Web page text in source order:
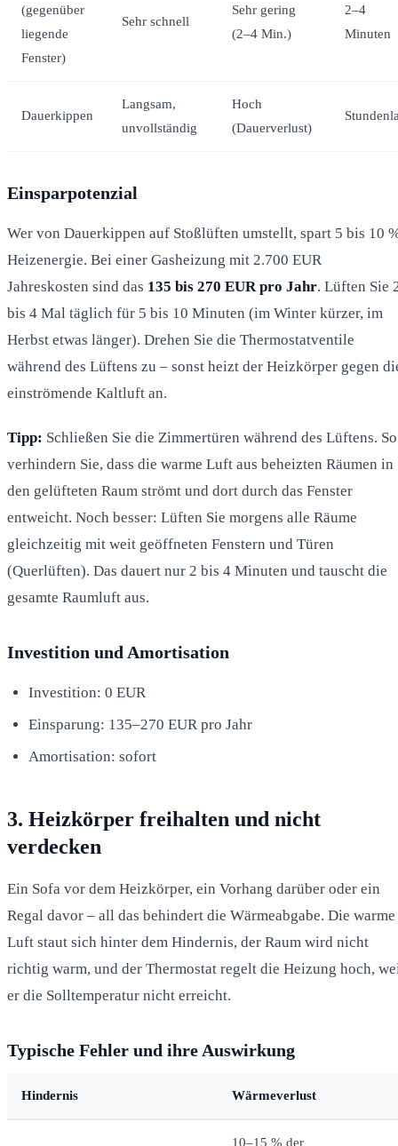
(gegenüber
liegende
Fenster)
Sehr schnell
Sehr gering
(2–4 Min.)
2–4
Minuten
Dauerkippen
Langsam,
unvollständig
Hoch
(Dauerverlust)
Einsparpotenzial
Wer von Dauerkippen auf Stoßlüften umstellt, spart 5 bis 10
Heizenergie. Bei einer Gasheizung mit 2.700 EUR
Jahreskosten sind das 135 bis 270 EUR pro Jahr. Lüften Sie
bis 4 Mal täglich für 5 bis 10 Minuten (im Winter kürzer, im
Herbst etwas länger). Drehen Sie die Thermostatventile
während des Lüftens zu – sonst heizt der Heizkörper gegen
einströmende Kaltluft an.
Tipp: Schließen Sie die Zimmertüren während des Lüftens. So
verhindern Sie, dass die warme Luft aus beheizten Räumen in
den gelüfteten Raum strömt und dort durch das Fenster
entweicht. Noch besser: Lüften Sie morgens alle Räume
gleichzeitig mit weit geöffneten Fenstern und Türen
(Querlüften). Das dauert nur 2 bis 4 Minuten und tauscht die
gesamte Raumluft aus.
Investition und Amortisation
Investition: 0 EUR
Einsparung: 135–270 EUR pro Jahr
Amortisation: sofort
3. Heizkörper freihalten und nicht
verdecken
Ein Sofa vor dem Heizkörper, ein Vorhang darüber oder ein
Regal davor – all das behindert die Wärmeabgabe. Die warme
Luft staut sich hinter dem Hindernis, der Raum wird nicht
richtig warm, und der Thermostat regelt die Heizung hoch,
er die Solltemperatur nicht erreicht.
Typische Fehler und ihre Auswirkung
Hindernis Wärmeverlust
10–15 % der